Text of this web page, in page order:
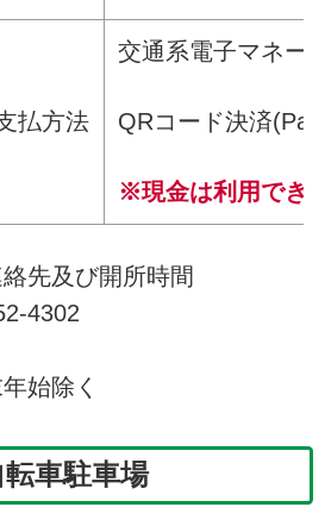
払方法
交通系電子マネー
QRコード決済
※現金は利用でき
先及び開所時間
4302
始除く
車駐車場